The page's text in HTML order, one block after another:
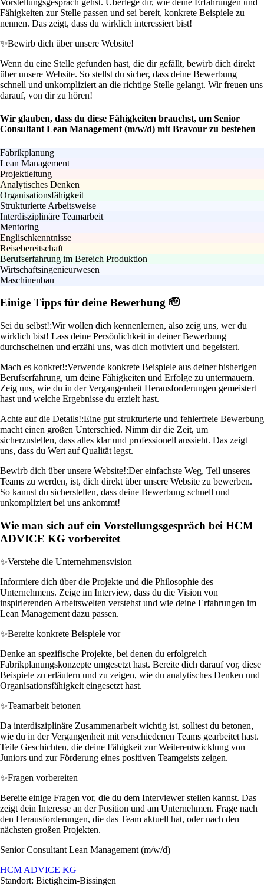
Vorstellungsgespräch gehst. Überlege dir, wie deine Erfahrungen und
Fähigkeiten zur Stelle passen und sei bereit, konkrete Beispiele zu
nennen. Das zeigt, dass du wirklich interessiert bist!
✨Bewirb dich über unsere Website!
Wenn du eine Stelle gefunden hast, die dir gefällt, bewirb dich direkt
über unsere Website. So stellst du sicher, dass deine Bewerbung
schnell und unkompliziert an die richtige Stelle gelangt. Wir freuen uns
darauf, von dir zu hören!
Wir glauben, dass du diese Fähigkeiten brauchst, um Senior
Consultant Lean Management (m/w/d) mit Bravour zu bestehen
Fabrikplanung
Lean Management
Projektleitung
Analytisches Denken
Organisationsfähigkeit
Strukturierte Arbeitsweise
Interdisziplinäre Teamarbeit
Mentoring
Englischkenntnisse
Reisebereitschaft
Berufserfahrung im Bereich Produktion
Wirtschaftsingenieurwesen
Maschinenbau
Einige Tipps für deine Bewerbung 🫡
Sei du selbst!:Wir wollen dich kennenlernen, also zeig uns, wer du
wirklich bist! Lass deine Persönlichkeit in deiner Bewerbung
durchscheinen und erzähl uns, was dich motiviert und begeistert.
Mach es konkret!:Verwende konkrete Beispiele aus deiner bisherigen
Berufserfahrung, um deine Fähigkeiten und Erfolge zu untermauern.
Zeig uns, wie du in der Vergangenheit Herausforderungen gemeistert
hast und welche Ergebnisse du erzielt hast.
Achte auf die Details!:Eine gut strukturierte und fehlerfreie Bewerbung
macht einen großen Unterschied. Nimm dir die Zeit, um
sicherzustellen, dass alles klar und professionell aussieht. Das zeigt
uns, dass du Wert auf Qualität legst.
Bewirb dich über unsere Website!:Der einfachste Weg, Teil unseres
Teams zu werden, ist, dich direkt über unsere Website zu bewerben.
So kannst du sicherstellen, dass deine Bewerbung schnell und
unkompliziert bei uns ankommt!
Wie man sich auf ein Vorstellungsgespräch bei HCM
ADVICE KG vorbereitet
✨Verstehe die Unternehmensvision
Informiere dich über die Projekte und die Philosophie des
Unternehmens. Zeige im Interview, dass du die Vision von
inspirierenden Arbeitswelten verstehst und wie deine Erfahrungen im
Lean Management dazu passen.
✨Bereite konkrete Beispiele vor
Denke an spezifische Projekte, bei denen du erfolgreich
Fabrikplanungskonzepte umgesetzt hast. Bereite dich darauf vor, diese
Beispiele zu erläutern und zu zeigen, wie du analytisches Denken und
Organisationsfähigkeit eingesetzt hast.
✨Teamarbeit betonen
Da interdisziplinäre Zusammenarbeit wichtig ist, solltest du betonen,
wie du in der Vergangenheit mit verschiedenen Teams gearbeitet hast.
Teile Geschichten, die deine Fähigkeit zur Weiterentwicklung von
Juniors und zur Förderung eines positiven Teamgeists zeigen.
✨Fragen vorbereiten
Bereite einige Fragen vor, die du dem Interviewer stellen kannst. Das
zeigt dein Interesse an der Position und am Unternehmen. Frage nach
den Herausforderungen, die das Team aktuell hat, oder nach den
nächsten großen Projekten.
Senior Consultant Lean Management (m/w/d)
HCM ADVICE KG
Standort: Bietigheim-Bissingen